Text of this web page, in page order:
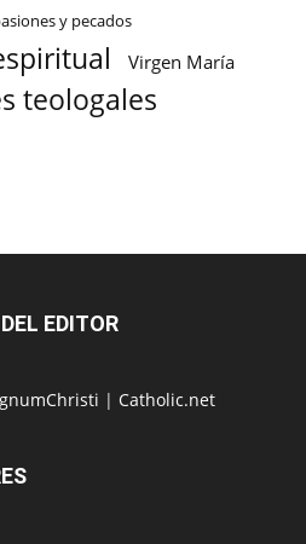
y pecados
Virgen María
teologales
EDITOR
| Catholic.net